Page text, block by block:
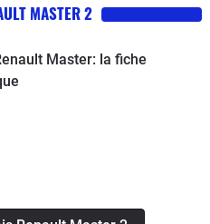
MASTER 2
Master: la fiche